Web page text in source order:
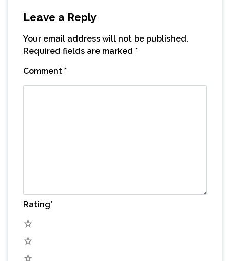
Leave a Reply
Your email address will not be published.
Required fields are marked *
Comment *
Rating*